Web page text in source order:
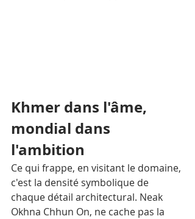
Khmer dans l'âme,
mondial dans
l'ambition
Ce qui frappe, en visitant le domaine,
c'est la densité symbolique de
chaque détail architectural. Neak
Okhna Chhun On, ne cache pas la